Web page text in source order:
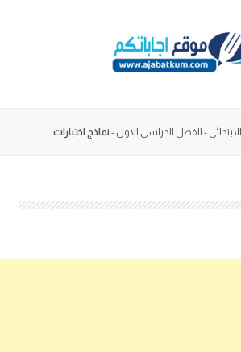
- الفصل الدراسي الاول - نماذج اختبارات